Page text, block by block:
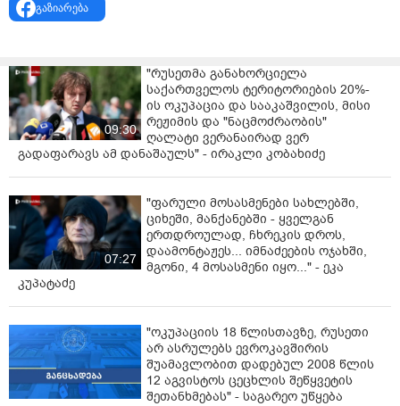
ედო: დუმილი
მეოთხეჯერაა უკვე. ჩვენ მივეჩვიეთ
ედო: უხერხულად იცინის
სოფო: მოვიდეს?
ედო: მოვიდეს, აბა რა უნდა ქნას
რაში ვცხოვრობთ. რას ეჩვევიან ჩვენი მეუღლეები და
შვილები. და რამდენი ვართ უკვე ასეთი.
სხვა თუ არაფერი, ამის პატიება ნამდვილად არ
შეიძლება.
ოლიგარქია უნდა დაემხოს!" - წერს ნიკა გვარამია.
გაზიარება
09:30
"რუსეთმა განახორციელა
საქართველოს ტერიტორიების 20%-
ის ოკუპაცია და სააკაშვილის, მისი
რეჟიმის და "ნაცმოძრაობის"
ღალატი ვერანაირად ვერ
გადაფარავს ამ დანაშაულს" - ირაკლი კობახიძე
07:27
"ფარული მოსასმენები სახლებში,
ციხეში, მანქანებში - ყველგან
ერთდროულად, ჩხრეკის დროს,
დაამონტაჟეს... იმნაძეების ოჯახში,
მგონი, 4 მოსასმენი იყო..." - ეკა
კუპატაძე
"ოკუპაციის 18 წლისთავზე, რუსეთი
არ ასრულებს ევროკავშირის
შუამავლობით დადებულ 2008 წლის
12 აგვისტოს ცეცხლის შეწყვეტის
შეთანხმებას" - საგარეო უწყება